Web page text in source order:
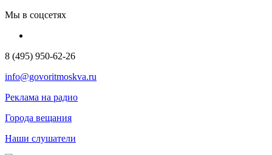
Мы в соцсетях
8 (495) 950-62-26
info@govoritmoskva.ru
Реклама на радио
Города вещания
Наши слушатели